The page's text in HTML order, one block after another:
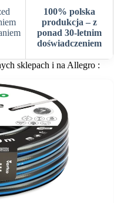
100% polska
produkcja – z
ponad 30-letnim
doświadczeniem
sklepach i na Allegro :